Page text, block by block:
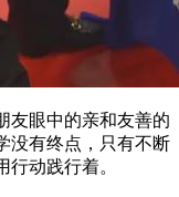
友眼中的亲和友善的
没有终点，只有不断
动践行着。